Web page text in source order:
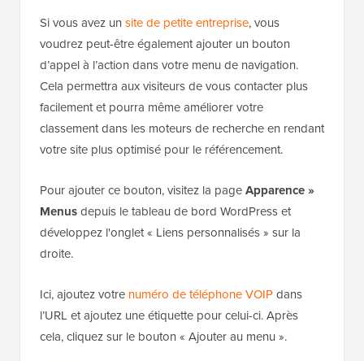
Si vous avez un site de petite entreprise, vous
voudrez peut-être également ajouter un bouton
d’appel à l’action dans votre menu de navigation.
Cela permettra aux visiteurs de vous contacter plus
facilement et pourra même améliorer votre
classement dans les moteurs de recherche en rendant
votre site plus optimisé pour le référencement.
Pour ajouter ce bouton, visitez la pageApparence »
Menusdepuis le tableau de bord WordPress et
développez l'onglet « Liens personnalisés » sur la
droite.
Ici, ajoutez votre numéro de téléphone VOIPdans
l’URL et ajoutez une étiquette pour celui-ci. Après
cela, cliquez sur le bouton « Ajouter au menu ».